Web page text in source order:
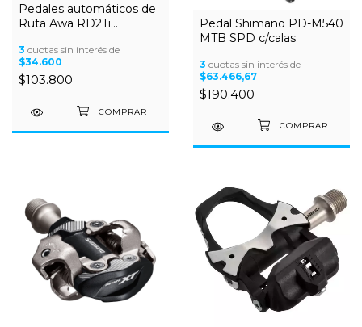
Pedales automáticos de
Ruta Awa RD2Ti
Roul Sellado+DU®
(Shimano Compatible)
3 cuotas sin interés de
$34.600
$103.800
Pedal Shimano PD-M540
MTB SPD c/calas
3 cuotas sin interés de
$63.466,67
$190.400